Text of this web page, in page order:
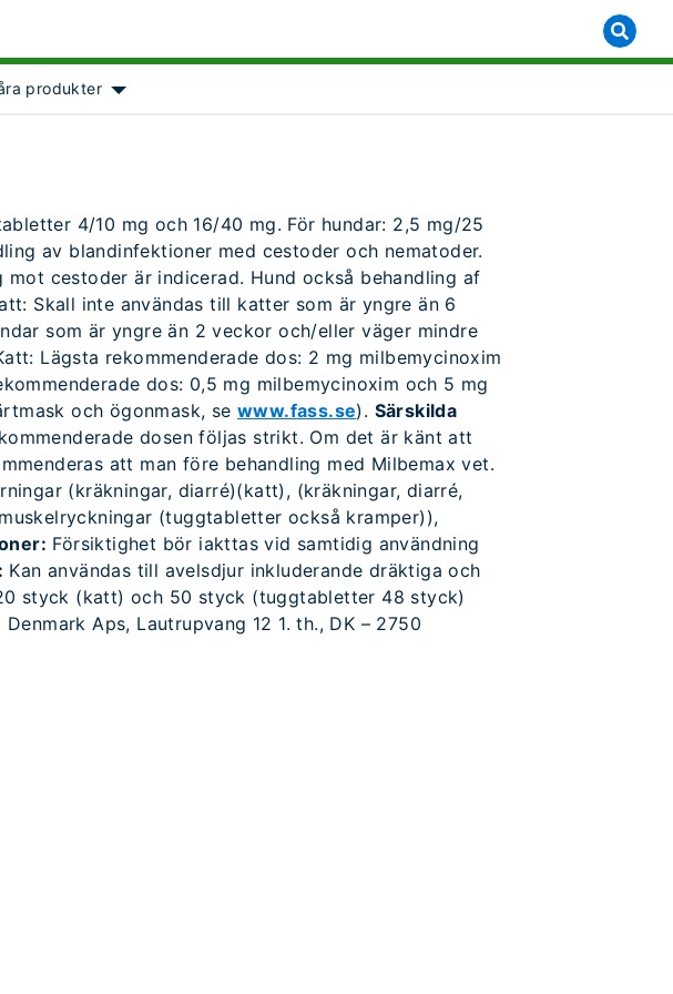
produkter
4/10 mg och 16/40 mg. För hundar: 2,5 mg/25
av blandinfektioner med cestoder och nematoder.
cestoder är indicerad. Hund också behandling af
Skall inte användas till katter som är yngre än 6
som är yngre än 2 veckor och/eller väger mindre
Lägsta rekommenderade dos: 2 mg milbemycinoxim
dos: 0,5 mg milbemycinoxim och 5 mg
och ögonmask, se www.fass.se). Särskilda
dosen följas strikt. Om det är känt att
att man före behandling med Milbemax vet.
(kräkningar, diarré)(katt), (kräkningar, diarré,
(tuggtabletter också kramper)),
Försiktighet bör iakttas vid samtidig användning
Kan användas till avelsdjur inkluderande dräktiga och
styck (katt) och 50 styck (tuggtabletter 48 styck)
Denmark Aps, Lautrupvang 12 1. th., DK – 2750